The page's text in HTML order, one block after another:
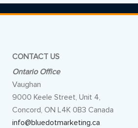
CONTACT US
Ontario Office
Vaughan
9000 Keele Street, Unit 4,
Concord, ON L4K 0B3 Canada
info@bluedotmarketing.ca